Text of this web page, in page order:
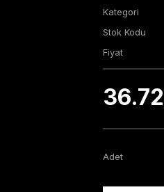
Kategori
Stok Kodu
Fiyat
Adet